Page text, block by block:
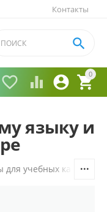
Контакты
0


 

языку и
для учебных кабинетов